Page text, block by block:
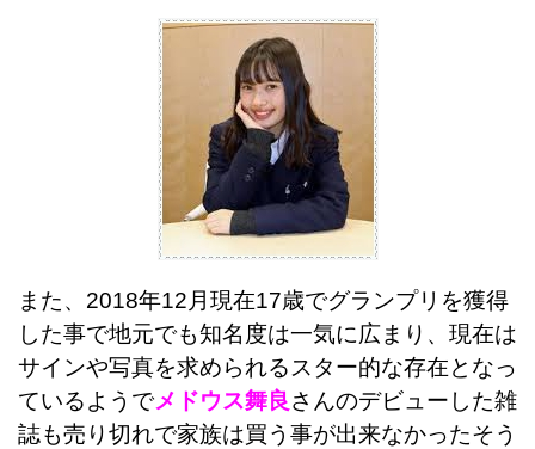
また、2018年12月現在17歳でグランプリを獲得
した事で地元でも知名度は一気に広まり、現在は
サインや写真を求められるスター的な存在となっ
ているようでメドウス舞良さんのデビューした雑
誌も売り切れで家族は買う事が出来なかったそう